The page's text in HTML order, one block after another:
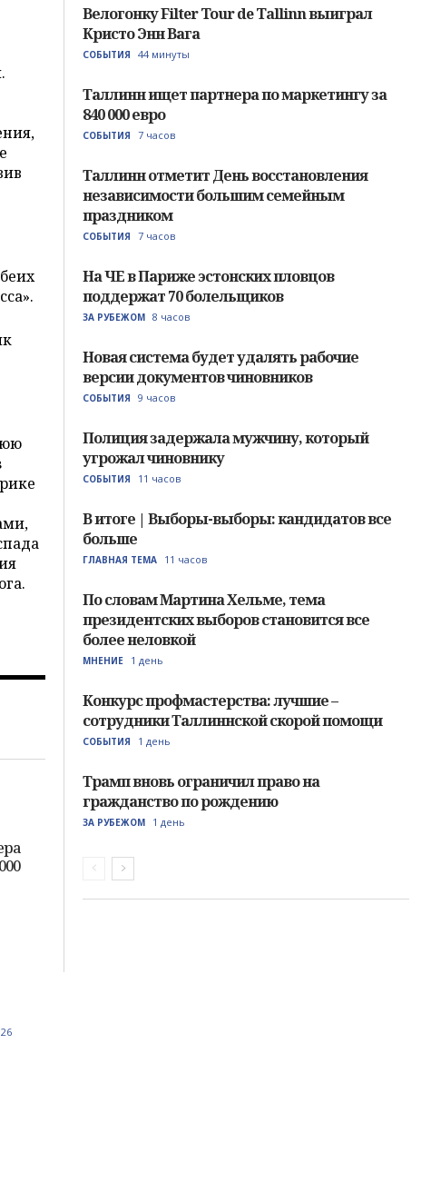
Велогонку Filter Tour de Tallinn выиграл
Кристо Энн Вага
СОБЫТИЯ 44 минуты
Таллинн ищет партнера по маркетингу за
840 000 евро
СОБЫТИЯ 7 часов
Таллинн отметит День восстановления
независимости большим семейным
праздником
СОБЫТИЯ 7 часов
На ЧЕ в Париже эстонских пловцов
поддержат 70 болельщиков
ЗА РУБЕЖОМ 8 часов
Новая система будет удалять рабочие
версии документов чиновников
СОБЫТИЯ 9 часов
Полиция задержала мужчину, который
угрожал чиновнику
СОБЫТИЯ 11 часов
В итоге | Выборы-выборы: кандидатов все
больше
ГЛАВНАЯ ТЕМА 11 часов
По словам Мартина Хельме, тема
президентских выборов становится все
более неловкой
МНЕНИЕ 1 день
Конкурс профмастерства: лучшие –
сотрудники Таллиннской скорой помощи
СОБЫТИЯ 1 день
Трамп вновь ограничил право на
гражданство по рождению
ЗА РУБЕЖОМ 1 день